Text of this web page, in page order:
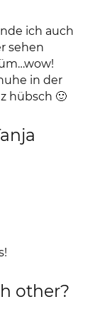
ich auch
sehen
in der
hübsch 🙂
other?